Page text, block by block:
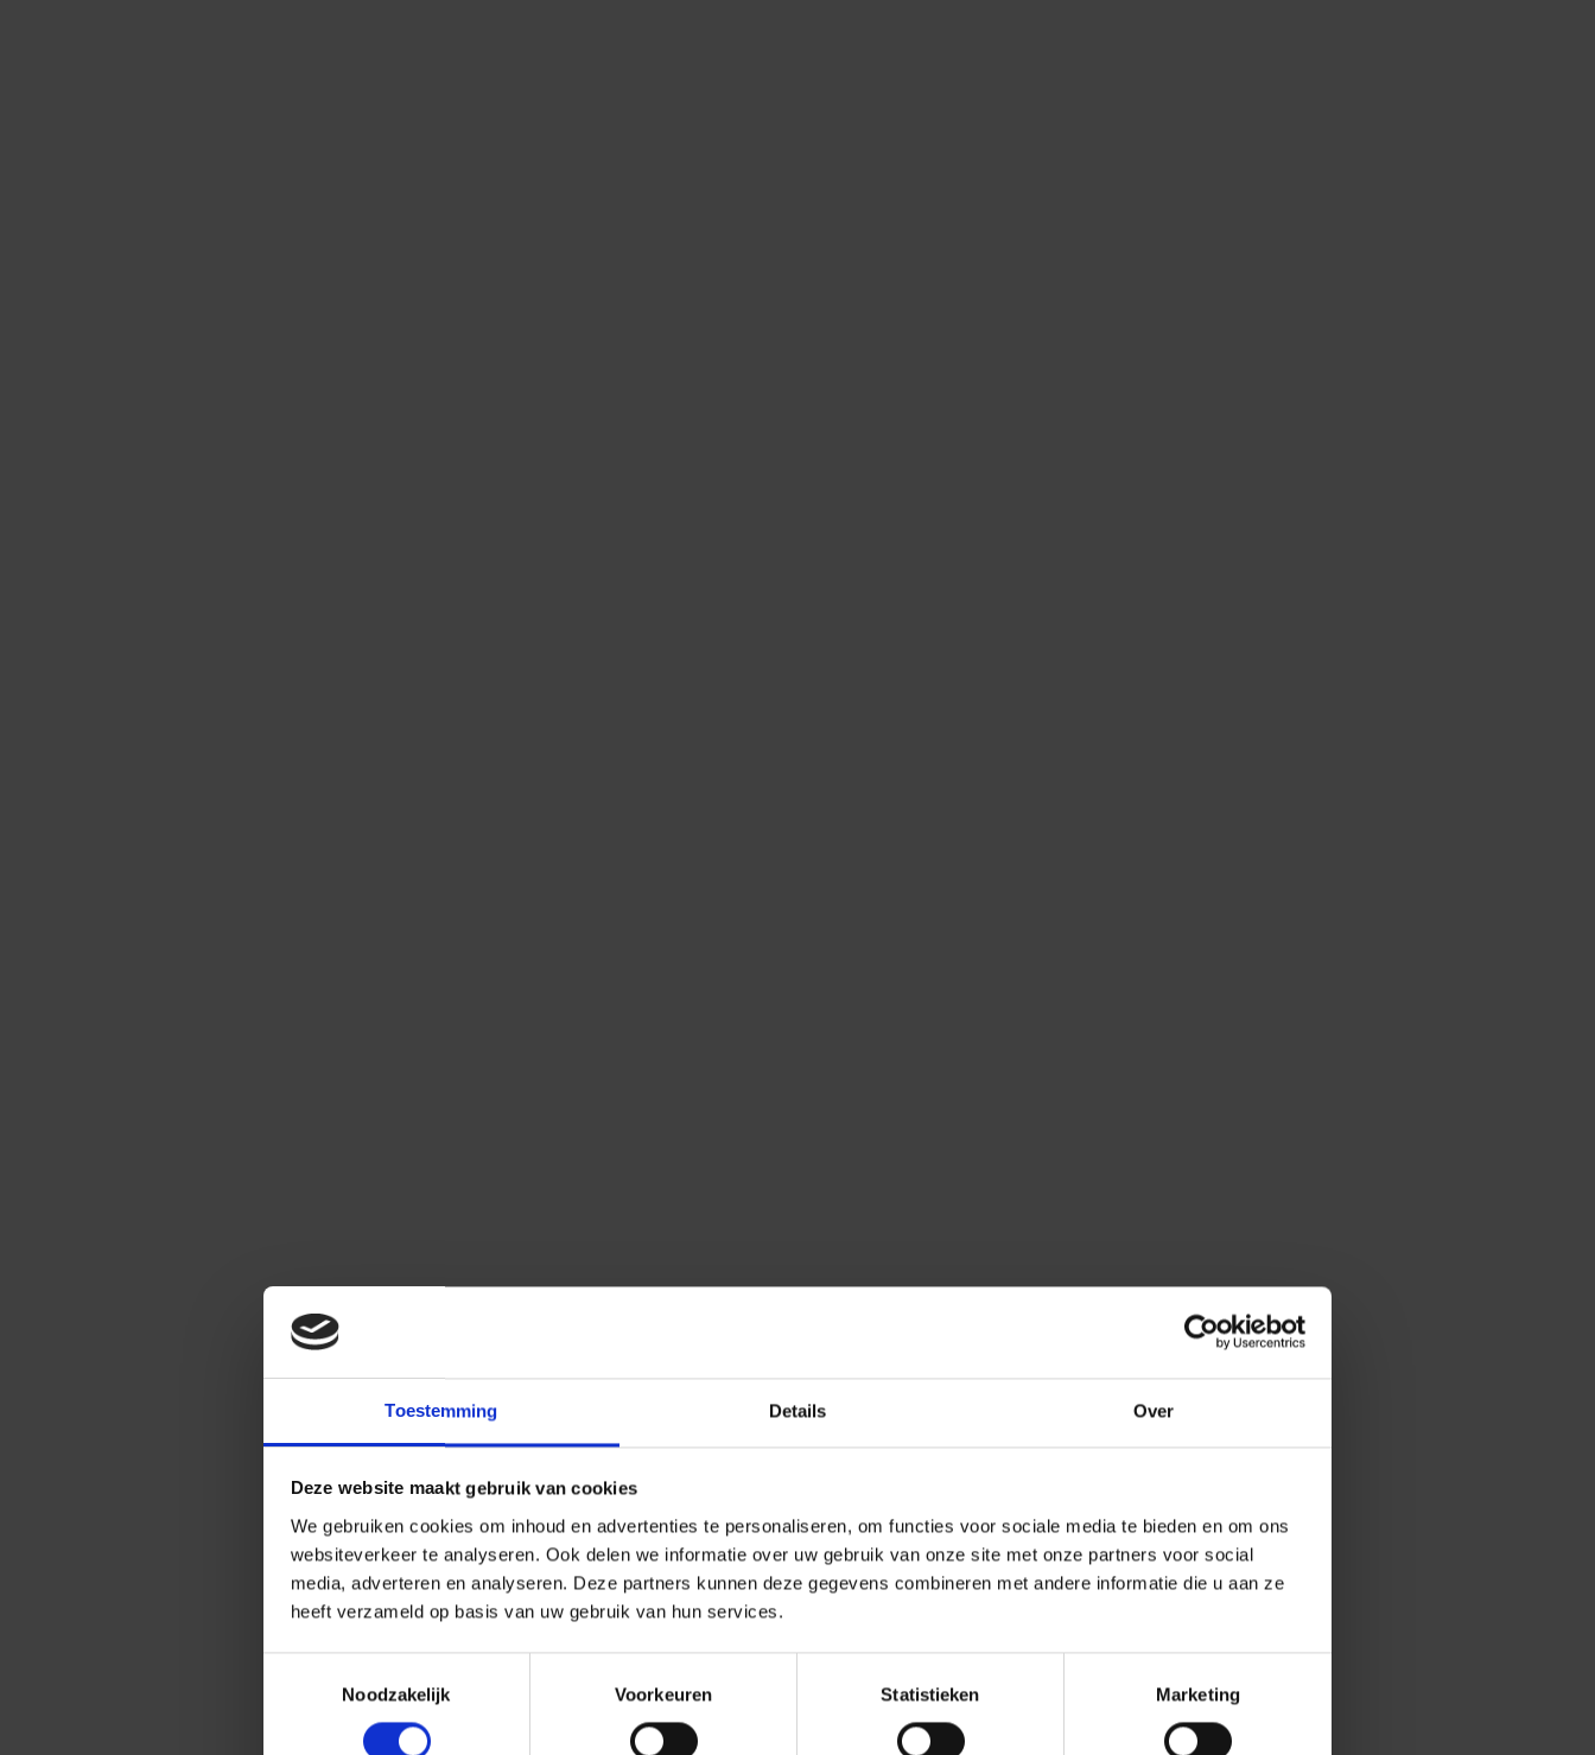
Toestemming Details Over
Deze website maakt gebruik van cookies
We gebruiken cookies om inhoud en advertenties te personaliseren, om functies voor sociale media te bieden en om ons
websiteverkeer te analyseren. Ook delen we informatie over uw gebruik van onze site met onze partners voor social
media, adverteren en analyseren. Deze partners kunnen deze gegevens combineren met andere informatie die u aan ze
heeft verzameld op basis van uw gebruik van hun services.
Noodzakelijk
Voorkeuren Statistieken Marketing